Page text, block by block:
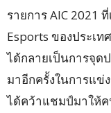
รายการ AIC 2021
Esports ของประเ
ได้กลายเป็นการจุด
มาอีกครั้งในการแข่
ได้คว้าแชมป์มาให้